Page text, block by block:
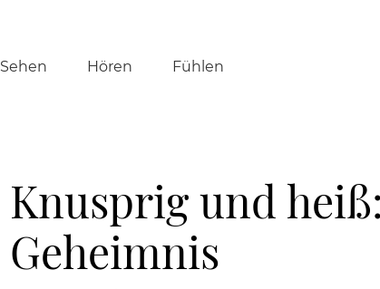
Sehen Hören Fühlen
Knusprig und
Geheimnis